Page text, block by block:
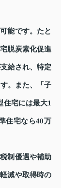
能です。たと
脱炭素化促進
給され、特定
。また、「子
住宅には最大1
住宅なら40万
制優遇や補助
減や取得時の